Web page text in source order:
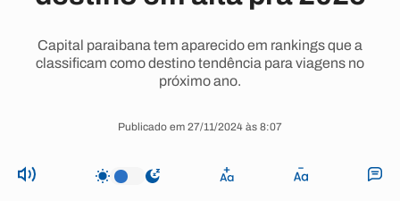
Capital paraibana tem aparecido em rankings que a
classificam como destino tendência para viagens no
próximo ano.
Publicado em 27/11/2024 às 8:07